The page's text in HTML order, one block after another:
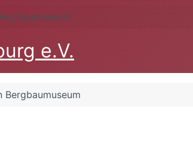
e.V.
Bergbaumuseum